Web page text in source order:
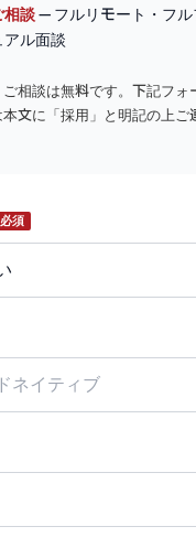
相談— フルリモート・フ
ル面談
相談は無料です。下記フォ
文に「採用」と明記の上ご
必須